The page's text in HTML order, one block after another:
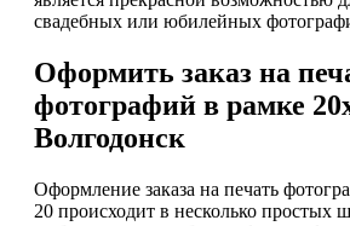
свадебных или юбилейных
Оформить заказ на
фотографий в рамке
Волгодонск
Оформление заказа на печать
20 происходит в несколько простых